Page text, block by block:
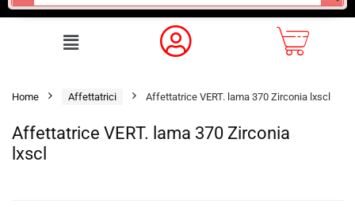
Home Affettatrici Affettatrice VERT. lama 370 Zirconia lxscl
Affettatrice VERT. lama 370 Zirconia
lxscl